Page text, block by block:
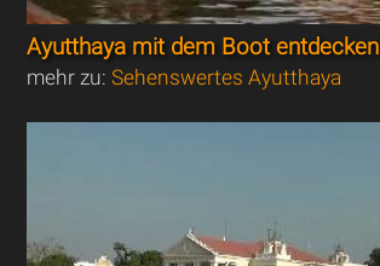
Ayutthaya mit dem Boot entdecken
mehr zu:Sehenswertes Ayutthaya